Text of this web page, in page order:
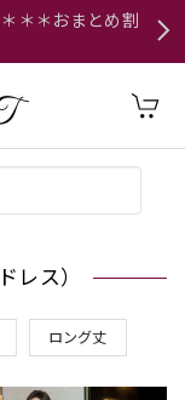
＊＊おまとめ割
レス）
ロング丈